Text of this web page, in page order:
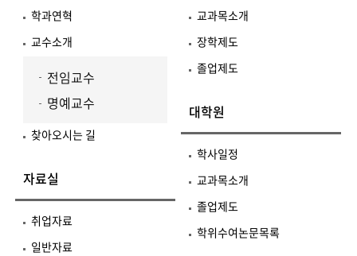
학과연혁
교수소개
전임교수
명예교수
찾아오시는 길
교과목소개
장학제도
졸업제도
대학원
학사일정
교과목소개
졸업제도
학위수여논문목록
자료실
취업자료
일반자료